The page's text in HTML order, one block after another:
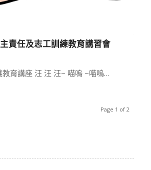
責任及志工訓練教育講習會
育講座 汪 汪 汪~ 喵嗚 ~喵嗚…
Page 1 of 2